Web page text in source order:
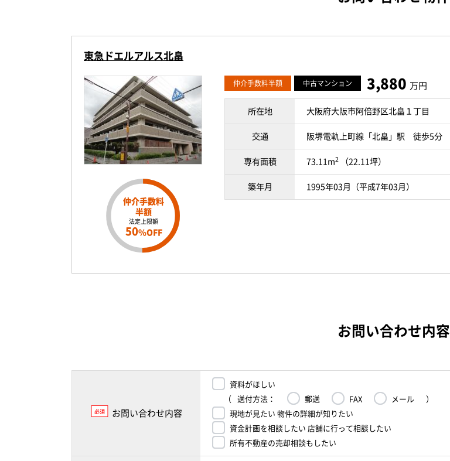
東急ドエルアルス北畠
仲介手数料
半額
法定上限額
50%OFF
仲介手数料半額 中古マンション 3,880 万円
所在地 大阪府大阪市阿倍野区北畠１丁目
交通 阪堺電軌上町線「北畠」駅 徒歩5分
専有面積 73.11m2 （22.11坪）
築年月 1995年03月（平成7年03月）
お問い合わせ内容
必須 お問い合わせ内容
資料がほしい
（ 送付方法： 郵送 FAX メール
）
現地が見たい 物件の詳細が知りたい
資金計画を相談したい 店舗に行って相談したい
所有不動産の売却相談もしたい